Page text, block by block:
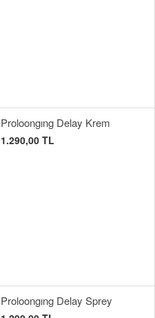
Proloongıng Delay Krem
1.290,00 TL
Proloongıng Delay Sprey